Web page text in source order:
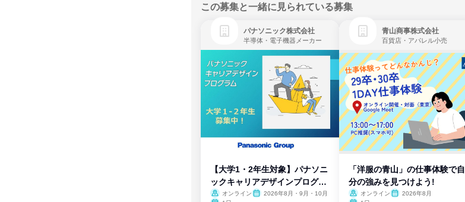
この募集と一緒に見られている募集
パナソニック株式会社
半導体・電子機器メーカー
【大学1・2年生対象】パナソニ
ックキャリアデザインプログラ
ム
オンライン
2026年8月・9月・10月
青山商事株式会社
百貨店・アパレル小売
「洋服の青山」の仕事体験で自
分の強みを見つけよう!
オンライン
2026年8月